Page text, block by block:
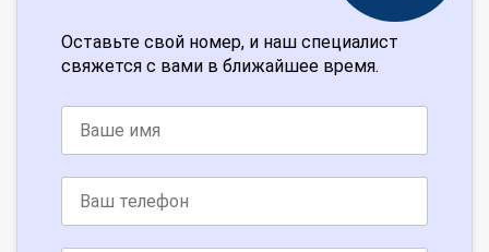
Оставьте свой номер, и наш специалист
свяжется с вами в ближайшее время.